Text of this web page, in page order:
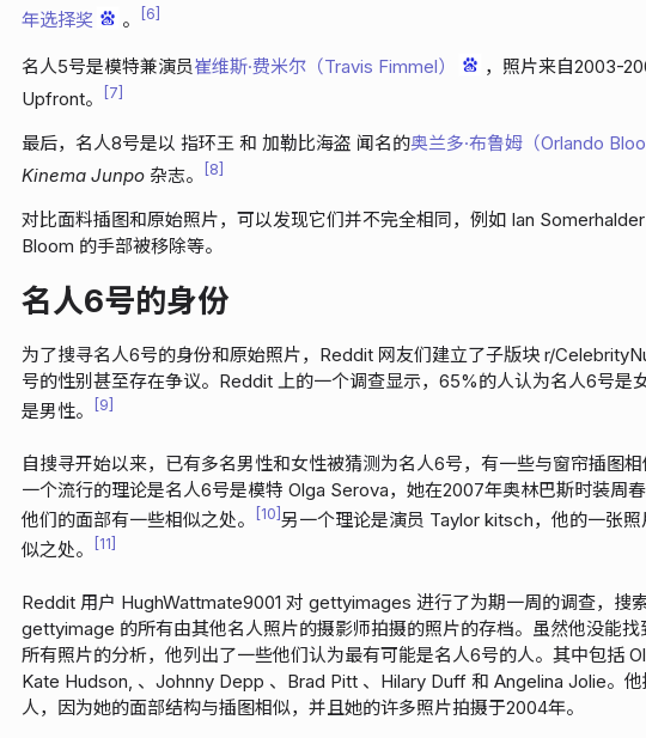
年选择奖
。 6
名人5号是模特兼演员崔维斯·费米尔（Travis Fimmel）
，照片来自2003-
Upfront。
7
最后，名人8号是以 指环王 和 加勒比海盗 闻名的奥兰多·布鲁姆（Orlando
Kinema Junpo 杂志。 8
对比面料插图和原始照片，可以发现它们并不完全相同，例如 Ian
Bloom 的手部被移除等。
名人6号的身份
为了搜寻名人6号的身份和原始照片，Reddit 网友们建立了子版块 r/
号的性别甚至存在争议。Reddit 上的一个调查显示，65%的人认为名人6号是
是男性。
9
自搜寻开始以来，已有多名男性和女性被猜测为名人6号，有一些与窗帘插图相
一个流行的理论是名人6号是模特 Olga Serova，她在2007年奥林巴斯时装周
他们的面部有一些相似之处。
10 另一个理论是演员 Taylor kitsch，他的一张
似之处。
11
Reddit 用户 HughWattmate9001 对 gettyimages 进行了为期一周的调查，搜
gettyimage 的所有由其他名人照片的摄影师拍摄的照片的存档。虽然他没能
所有照片的分析，他列出了一些他们认为最有可能是名人6号的人。其中包括
Kate Hudson, 、Johnny Depp 、Brad Pitt 、Hilary Duff 和 Angelina Jolie。
人，因为她的面部结构与插图相似，并且她的许多照片拍摄于2004年。